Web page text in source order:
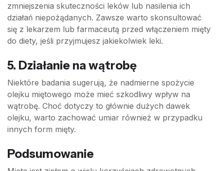
zmniejszenia skuteczności leków lub nasilenia ich
działań niepożądanych. Zawsze warto skonsultować
się z lekarzem lub farmaceutą przed włączeniem mięty
do diety, jeśli przyjmujesz jakiekolwiek leki.
5. Działanie na wątrobę
Niektóre badania sugerują, że nadmierne spożycie
olejku miętowego może mieć szkodliwy wpływ na
wątrobę. Choć dotyczy to głównie dużych dawek
olejku, warto zachować umiar również w przypadku
innych form mięty.
Podsumowanie